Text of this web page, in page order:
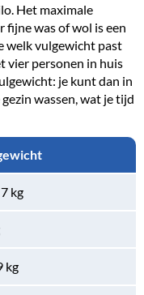
Het maximale
was of wol is een
welk vulgewicht past
vier personen in huis
je kunt dan in
wassen, wat je tijd
kg
kg